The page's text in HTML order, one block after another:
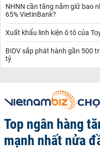
NHNN cần tăng nắm giữ bao
65% VietinBank?
Xuất khẩu linh kiện ô tô của
BIDV sắp phát hành gần 500
tỷ
Top ngân hàng
mạnh nhất nửa